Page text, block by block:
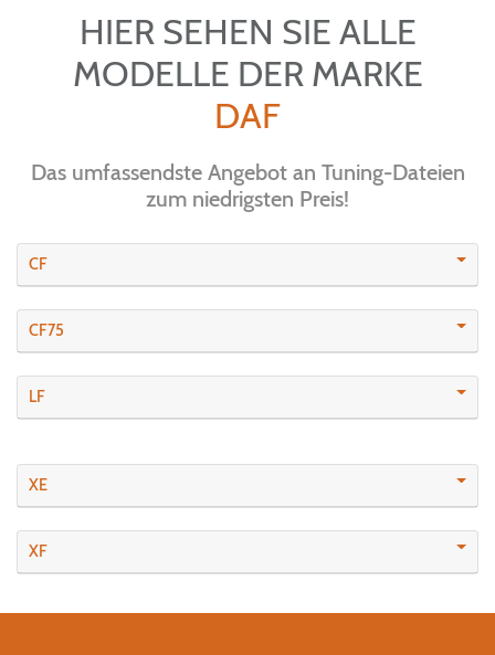
HIER SEHEN SIE ALLE
MODELLE DER MARKE
DAF
Das umfassendste Angebot an Tuning-Dateien
zum niedrigsten Preis!
CF
CF75
LF
XE
XF